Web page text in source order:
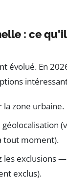
: ce
évolué. En
la zone urbaine.
tout moment).
les exclusions
exclus).